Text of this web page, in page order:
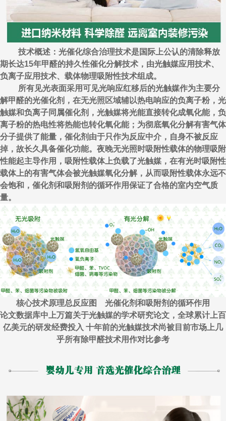
技术概述：光催化综合治理技术是国际上公认的清除释放
期长达15年甲醛的持久性催化分解技术，由光触媒应用技术、
负离子应用技术、载体物理吸附性技术组成。
所有见光表面采用可见光响应红移后的光触媒作为主要分
解甲醛的光催化剂，在无光照区域辅以热电响应的负离子粉，光
触媒和负离子同属催化剂，光触媒将光能直接转化成氧化能，负
离子粉的热电性将热能也转化氧化能；为彻底氧化分解有害气体
分子提供了能量，催化剂由于只作为反应中介，自身不被反应
掉，故长久具备催化功能。夜晚无光照时吸附性载体的物理吸附
性能起主导作用，吸附性载体上负载了光触媒，在有光时吸附性
载体上的有害气体会被光触媒氧化分解，从而吸附性载体永远不
会饱和，催化剂和吸附剂的循环作用保证了合格的室内空气质
量。
核心技术原理总反应图 光催化剂和吸附剂的循环作用
论文数据库中上万篇关于光触媒的学术研究论文，全球累计上百
亿美元的研发经费投入 十年前的光触媒技术尚被目前市场上几
乎所有除甲醛技术用作对比参考